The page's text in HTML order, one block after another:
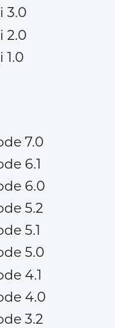
3.0
2.0
1.0
7.0
6.1
6.0
5.2
5.1
5.0
4.1
4.0
3.2